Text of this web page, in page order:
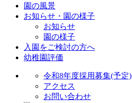
園の風景
お知らせ・園の様子
お知らせ
園の様子
入園をご検討の方へ
幼稚園評価
令和8年度採用募集(予定)
アクセス
お問い合わせ